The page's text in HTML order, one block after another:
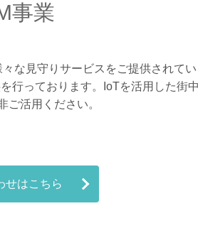
事業
な見守りサービスをご提供されて
行っております。IoTを活用した街
ご活用ください。
せはこちら